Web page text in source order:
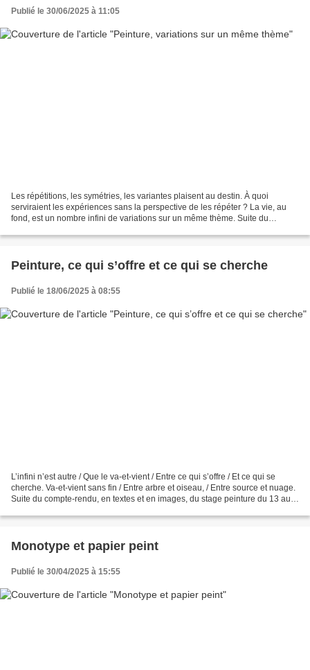
Publié le 30/06/2025 à 11:05
Les répétitions, les symétries, les variantes plaisent au destin. À quoi
serviraient les expériences sans la perspective de les répéter ? La vie, au
fond, est un nombre infini de variations sur un même thème. Suite du
Peinture, ce qui s’offre et ce qui se cherche
Publié le 18/06/2025 à 08:55
L’infini n’est autre / Que le va-et-vient / Entre ce qui s’offre / Et ce qui se
cherche. Va-et-vient sans fin / Entre arbre et oiseau, / Entre source et nuage.
Suite du compte-rendu, en textes et en images, du stage peinture du 13 au
Monotype et papier peint
Publié le 30/04/2025 à 15:55